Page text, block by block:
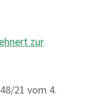
zur
21 vom 4.